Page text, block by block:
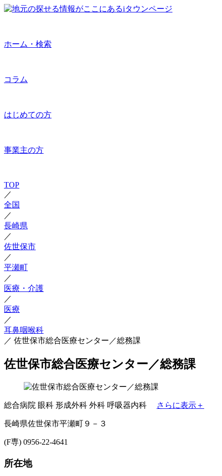
ホーム・検索
コラム
はじめての方
事業主の方
TOP
／
全国
／
長崎県
／
佐世保市
／
平瀬町
／
医療・介護
／
医療
／
耳鼻咽喉科
／ 佐世保市総合医療センター／総務課
佐世保市総合医療センター／総務課
総合病院 眼科 形成外科 外科 呼吸器内科 さらに表示＋
長崎県佐世保市平瀬町９－３
(F専) 0956-22-4641
所在地